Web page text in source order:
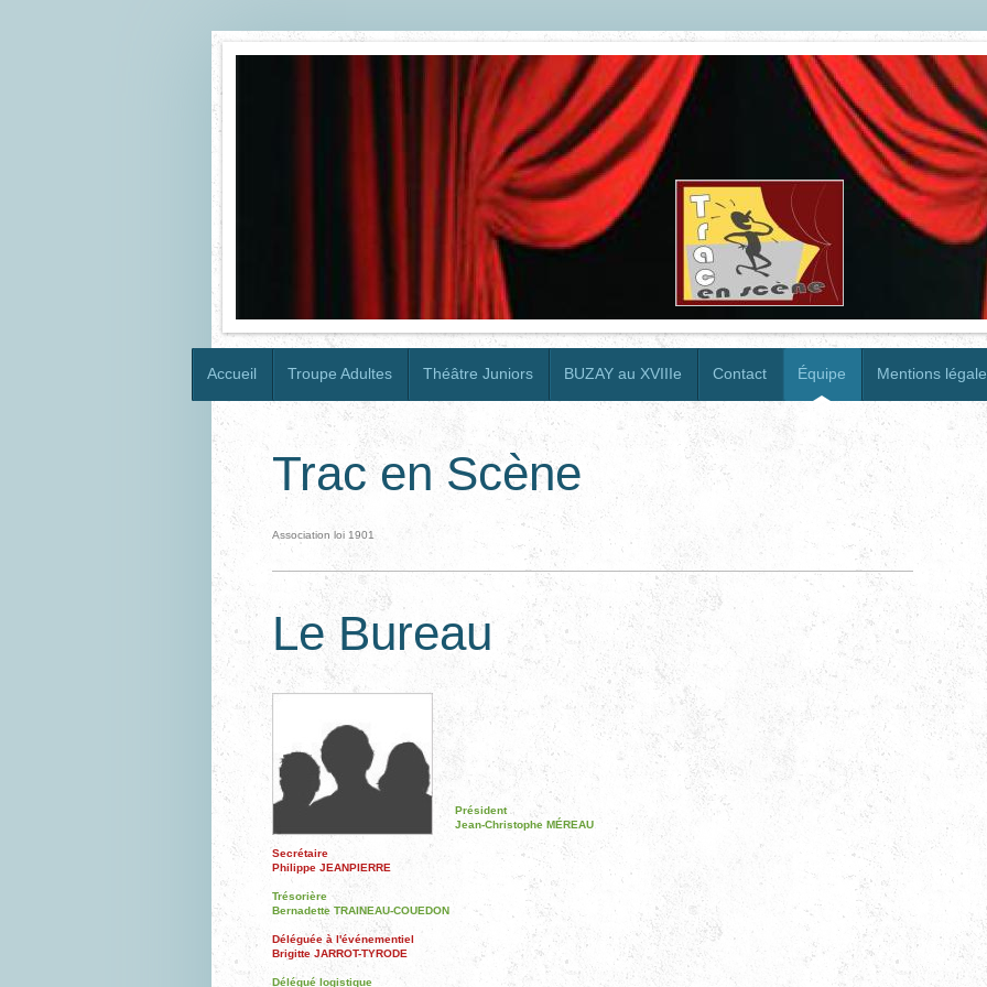
Accueil Troupe Adultes Théâtre Juniors BUZAY au XVIIIe Contact Équipe Mentions
Trac en Scène
Association loi 1901
Le Bureau
Président
Jean-Christophe MÉREAU
Secrétaire
Philippe JEANPIERRE
Trésorière
Bernadette TRAINEAU-COUEDON
Déléguée à l'événementiel
Brigitte JARROT-TYRODE
Délégué logistique